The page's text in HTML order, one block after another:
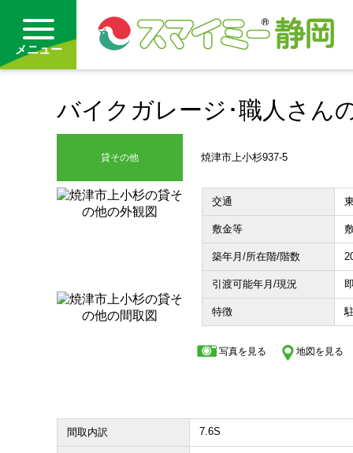
メニュー
お気に入り
通勤・通学時間から探す(借りる)
その他、こだわり条件で探す
バイクガレージ･職人さん
貸その他 焼津市上小杉937-5
交通
敷金等
築年月/所在階/階数
引渡可能年月/現況
特徴
写真を見る 地図を見る
間取内訳 7.6S